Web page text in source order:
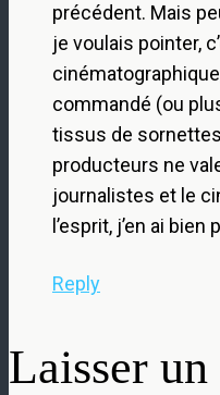
précédent. Mais
je voulais pointer,
commandé (ou
tissus de
producteurs ne
journalistes et le
l’esprit, j’en ai bien
Reply
Laisser